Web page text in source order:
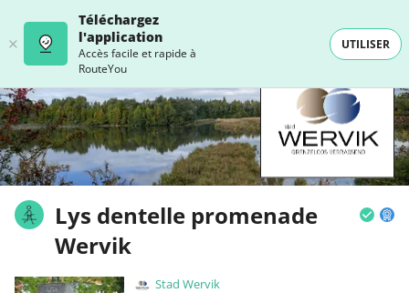
Téléchargez
l'application
Accès facile et rapide à
RouteYou
UTILISER
Lys dentelle promenade
Wervik
Stad Wervik